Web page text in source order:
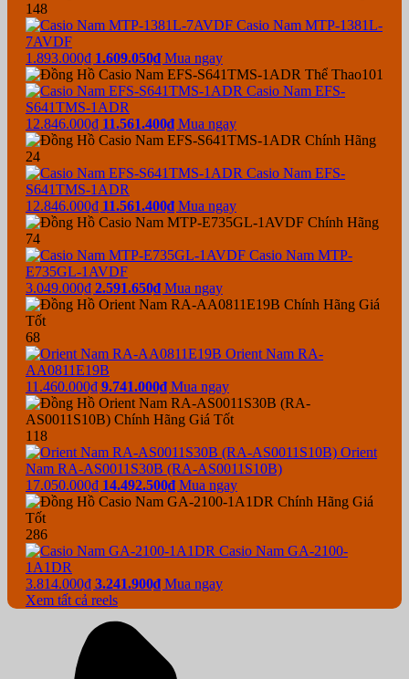
148
Casio Nam MTP-1381L-
7AVDF
1.893.000₫ 1.609.050₫Mua ngay
101
Casio Nam EFS-
S641TMS-1ADR
12.846.000₫ 11.561.400₫Mua ngay
24
Casio Nam EFS-
S641TMS-1ADR
12.846.000₫ 11.561.400₫Mua ngay
74
Casio Nam MTP-
E735GL-1AVDF
3.049.000₫ 2.591.650₫Mua ngay
68
Orient Nam RA-
AA0811E19B
11.460.000₫ 9.741.000₫Mua ngay
118
Orient
Nam RA-AS0011S30B (RA-AS0011S10B)
17.050.000₫ 14.492.500₫Mua ngay
286
Casio Nam GA-2100-
1A1DR
3.814.000₫ 3.241.900₫Mua ngay
Xem tất cả reels